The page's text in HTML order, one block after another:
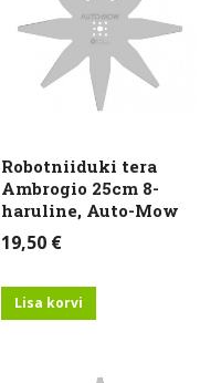
Robotniiduki tera
Ambrogio 25cm 8-
haruline, Auto-Mow
19,50 €
Lisa korvi